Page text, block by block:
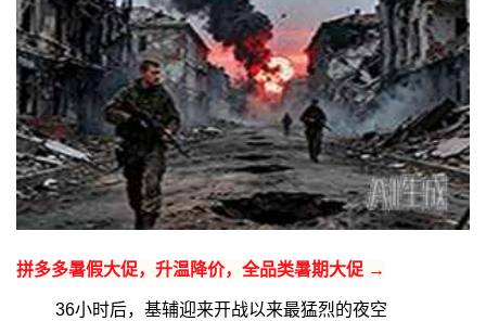
拼多多暑假大促，升温降价，全品类暑期大促 →
36小时后，基辅迎来开战以来最猛烈的夜空